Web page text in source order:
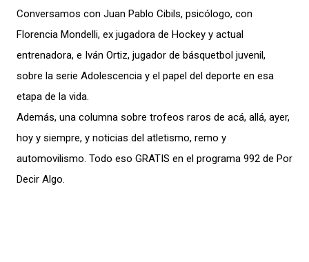
Conversamos con Juan Pablo Cibils, psicólogo, con
Florencia Mondelli, ex jugadora de Hockey y actual
entrenadora, e Iván Ortiz, jugador de básquetbol juvenil,
sobre la serie Adolescencia y el papel del deporte en esa
etapa de la vida.
Además, una columna sobre trofeos raros de acá, allá, ayer,
hoy y siempre, y noticias del atletismo, remo y
automovilismo. Todo eso GRATIS en el programa 992 de Por
Decir Algo.